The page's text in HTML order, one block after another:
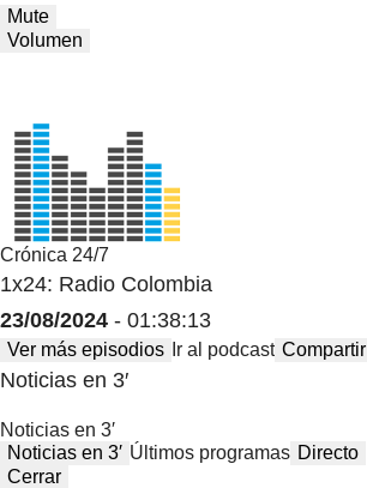
Mute
Volumen
Crónica 24/7
1x24: Radio Colombia
23/08/2024 - 01:38:13
Ver más episodios Ir al podcast Compartir
Noticias en 3′
Noticias en 3′
Noticias en 3′ Últimos programas Directo
Cerrar